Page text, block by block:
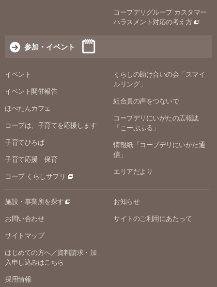
コープデリグループ カスタマー
ハラスメント対応の考え方
参加・イベント
イベント
イベント開催報告
ほぺたんカフェ
コープは、子育てを応援します
子育てひろば
子育て応援 保育
コープ くらしサプリ
くらしの助け合いの会「スマイ
ルリング」
組合員の声をつないで
コープデリにいがたの広報誌
「こーぷふる」
情報紙「コープデリにいがた通
信」
エリアだより
施設・事業所を探す
お問い合わせ
サイトマップ
はじめての方へ／資料請求・加
入申し込みはこちら
採用情報
お知らせ
サイトのご利用にあたって